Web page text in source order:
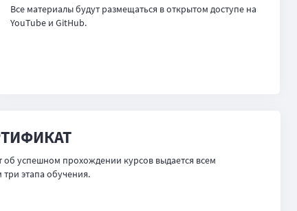
Все материалы будут размещаться в открытом доступе на
YouTube и GitHub.
об успешном прохождении курсов выдается всем
этапа обучения.